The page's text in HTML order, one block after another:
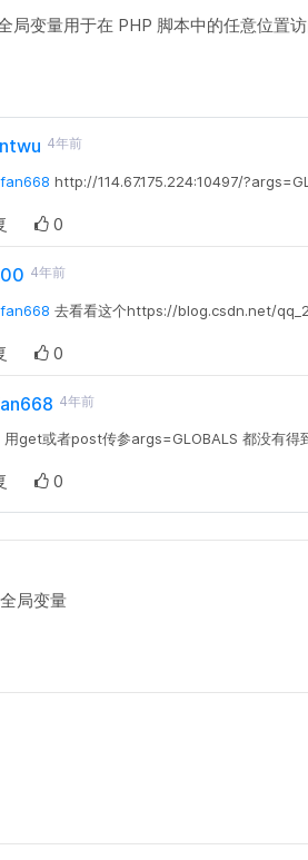
局变量用于在 PHP 脚本中的任意位置
4年前
http://114.67.175.224:10497/
0
4年前
去看看这个https://blog.csdn.net/
0
4年前
get或者post传参args=GLOBALS 都没有得
0
局变量